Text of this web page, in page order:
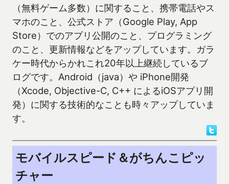
（無料ゲーム多数）に関すること、携帯電話やス
マホのこと、公式ストア（Google Play, App
Store）でのアプリ公開のこと、プログラミング
のこと、更新情報などをアップしています。ガラ
ケー時代からかれこれ20年以上継続しているブ
ログです。Android（java）や iPhone開発
（Xcode, Objective-C, C++ によるiOSアプリ開
発）に関する技術的なことも時々アップしていま
す。
モバイルスピード＆がちんこピッ
チャー